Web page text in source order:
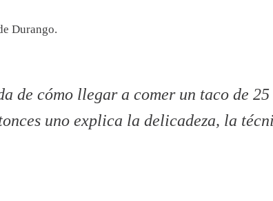
Durango.
de cómo llegar a comer un taco de
uno explica la delicadeza, la